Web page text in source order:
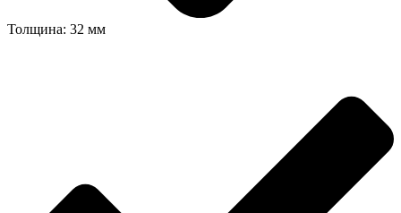
Толщина: 32 мм